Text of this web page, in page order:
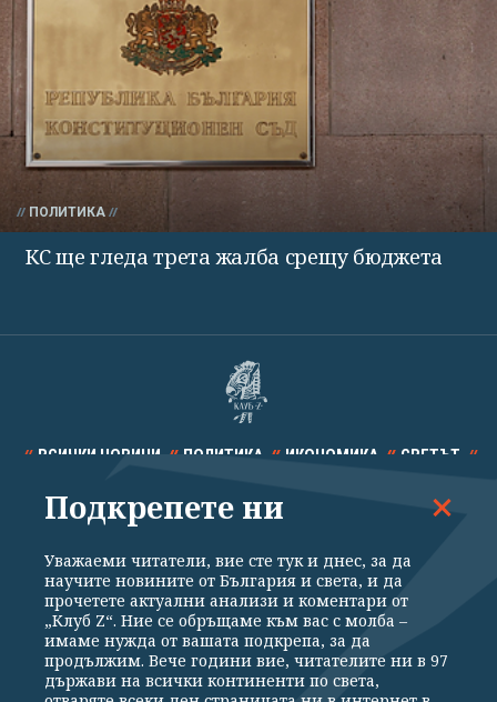
ПОЛИТИКА
КС ще гледа трета жалба срещу бюджета
ВСИЧКИ НОВИНИ ПОЛИТИКА ИКОНОМИКА СВЕТЪТ
СПОРТ КУЛТУРА ТЕХНОЛОГИИ КАЛЕЙДОСКОП
Общи условия
Политика за поверителност
Подкрепете ни
Уважаеми читатели, вие сте тук и днес, за да
научите новините от България и света, и да
прочетете актуални анализи и коментари от
„Клуб Z“. Ние се обръщаме към вас с молба –
имаме нужда от вашата подкрепа, за да
продължим. Вече години вие, читателите ни в 97
държави на всички континенти по света,